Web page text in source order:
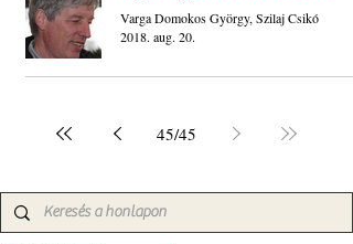
Varga Domokos György, Szilaj Csikó
2018. aug. 20.
45/45